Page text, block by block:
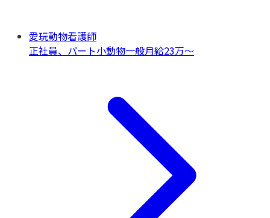
愛玩動物看護師
正社員、パート小動物一般月給23万〜